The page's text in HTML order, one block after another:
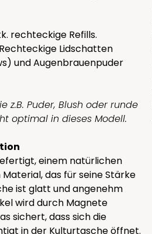
rechteckige Refills.
Lidschatten
und Augenbrauenpuder
z.B. Puder, Blush oder runde
optimal in dieses Modell.
einem natürlichen
das für seine Stärke
ist glatt und angenehm
wird durch Magnete
sichert, dass sich die
in der Kulturtasche öffnet.